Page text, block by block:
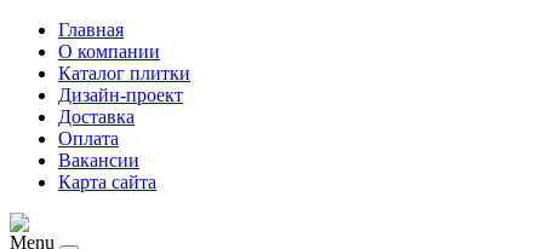
Главная
О компании
Каталог плитки
Дизайн-проект
Доставка
Оплата
Вакансии
Карта сайта
Menu